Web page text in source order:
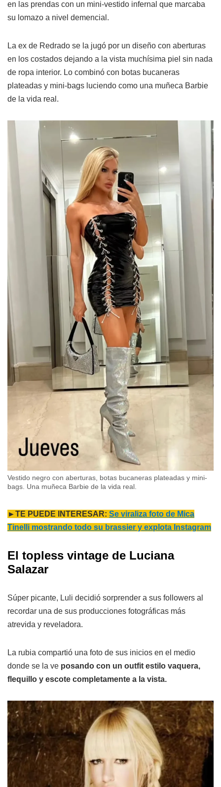
en las prendas con un mini-vestido infernal que marcaba
su lomazo a nivel demencial.
La ex de Redrado se la jugó por un diseño con aberturas
en los costados dejando a la vista muchísima piel sin nada
de ropa interior. Lo combinó con botas bucaneras
plateadas y mini-bags luciendo como una muñeca Barbie
de la vida real.
Vestido negro con aberturas, botas bucaneras plateadas y mini-
bags. Una muñeca Barbie de la vida real.
►TE PUEDE INTERESAR: Se viraliza foto de Mica
Tinelli mostrando todo su brassier y explota Instagram
El topless vintage de Luciana
Salazar
Súper picante, Luli decidió sorprender a sus followers al
recordar una de sus producciones fotográficas más
atrevida y reveladora.
La rubia compartió una foto de sus inicios en el medio
donde se la ve posando con un outfit estilo vaquera,
flequillo y escote completamente a la vista.